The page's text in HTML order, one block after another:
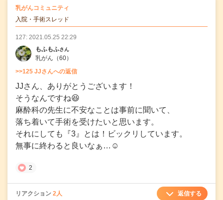
乳がんコミュニティ
入院・手術スレッド
127: 2021.05.25 22:29
もふもふさん
乳がん （60）
>>125 JJさんへの返信
JJさん、ありがとうございます！
そうなんですね😆
麻酔科の先生に不安なことは事前に聞いて、
落ち着いて手術を受けたいと思います。
それにしても『3』とは！ビックリしています。
無事に終わると良いなぁ…☺
2
リアクション 2人 返信する